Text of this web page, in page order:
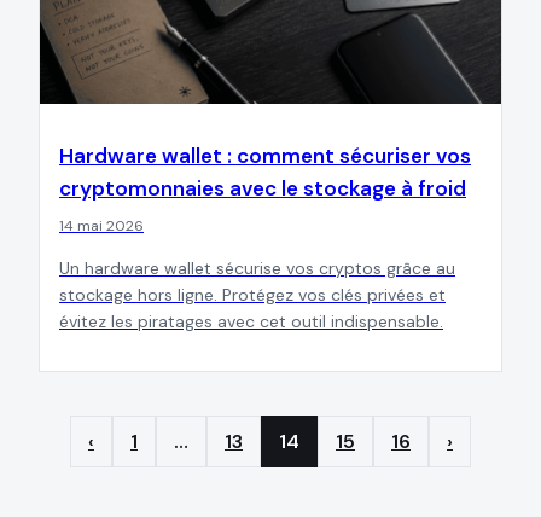
Hardware wallet : comment sécuriser vos
cryptomonnaies avec le stockage à froid
14 mai 2026
Un hardware wallet sécurise vos cryptos grâce au
stockage hors ligne. Protégez vos clés privées et
évitez les piratages avec cet outil indispensable.
‹ 1 … 13 14 15 16 ›